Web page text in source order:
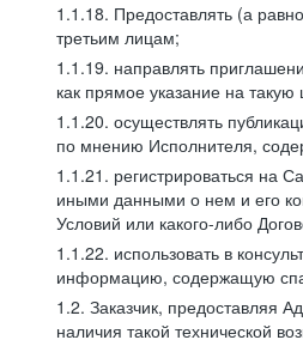
1.1.18. Предоставлять (а
третьим лицам;
1.1.19. направлять
как прямое указание на
1.1.20. осуществлять
по мнению Исполнителя,
1.1.21. регистрироваться на
иными данными о нем и его
Условий или какого-либо
1.1.22. использовать в
информацию, содержащую
1.2. Заказчик,
наличия такой технической